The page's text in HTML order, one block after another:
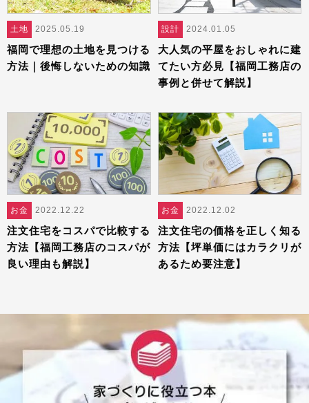
土地 2025.05.19
福岡で理想の土地を見つける
方法｜後悔しないための知識
設計 2024.01.05
大人気の平屋をおしゃれに建
てたい方必見【福岡工務店の
事例と併せて解説】
お金 2022.12.22
注文住宅をコスパで比較する
方法【福岡工務店のコスパが
良い理由も解説】
お金 2022.12.02
注文住宅の価格を正しく知る
方法【坪単価にはカラクリが
あるため要注意】